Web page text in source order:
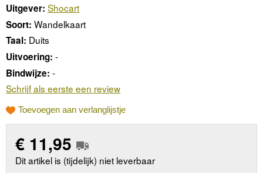
Uitgever: Shocart
Soort: Wandelkaart
Taal: Duits
Uitvoering: -
Bindwijze: -
Schrijf als eerste een review
Toevoegen aan verlanglijstje
€ 11,95
Dit artikel is (tijdelijk) niet leverbaar